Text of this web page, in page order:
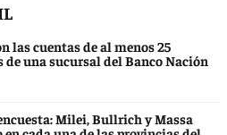
las cuentas de al menos 25
de una sucursal del Banco Nación
Milei, Bullrich y Massa